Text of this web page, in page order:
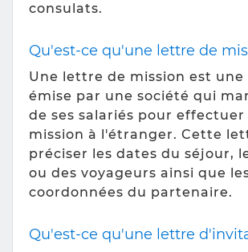
consulats.
Qu'est-ce qu'une lettre de
Une lettre de mission est
émise par une société qui
de ses salariés pour effectuer
mission à l'étranger. Cette
préciser les dates du séjour,
ou des voyageurs ainsi que
coordonnées du partenaire.
Qu'est-ce qu'une lettre